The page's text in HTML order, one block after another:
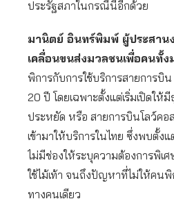
ประรัฐสภาในกรณีนี้อีกด้วย
มานิตย์ อินทร์พิมพ์ ผู้ประสาน
เคลื่อนขนส่งมวลชนเพื่อคนทั้ง
พิการกับการใช้บริการสายการบิ
20 ปี โดยเฉพาะตั้งแต่เริ่มเปิดให้
ประหยัด หรือ สายการบินโลว์คอ
เข้ามาให้บริการในไทย ซึ่งพบตั้ง
ไม่มีช่องให้ระบุความต้องการพิเศ
ใช้ไม้เท้า จนถึงปัญหาที่ไม่ให้คน
ทางคนเดียว